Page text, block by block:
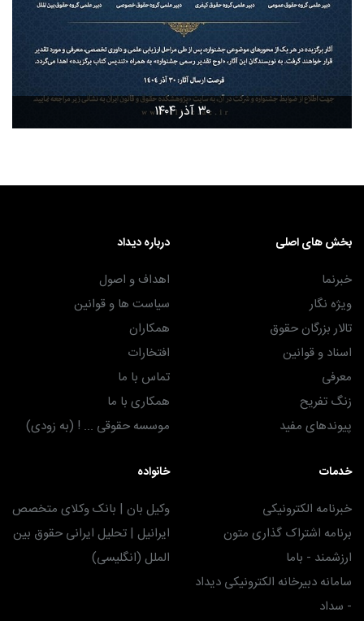
۳۰ آذر ۱۴۰۴
بخش های اصلی
خبرنما
ویژه نگار
تالار بزرگان حقوق
اسناد و قوانین
معرفی
زنگ تفریح
پیوندهای مفید
درباره دیداد
اهداف و اصول
سیاست ها و قوانین
همکاران
افتخارات
تماس با ما
همکاری با ما
موسسه حقوقی ... ! (به زودی)
خدمات
خبرنامه الکترونیکی
برنامه اشتراک گذاری متون
ارزشمند - باما
سامانه دبیرخانه الکترونیکی دیداد
- سداد
خانواده
وکیل بان | بانک وکلای متخصص
ایرانیل | تحلیل ایرانی حقوق بین
الملل (انگلیسی)